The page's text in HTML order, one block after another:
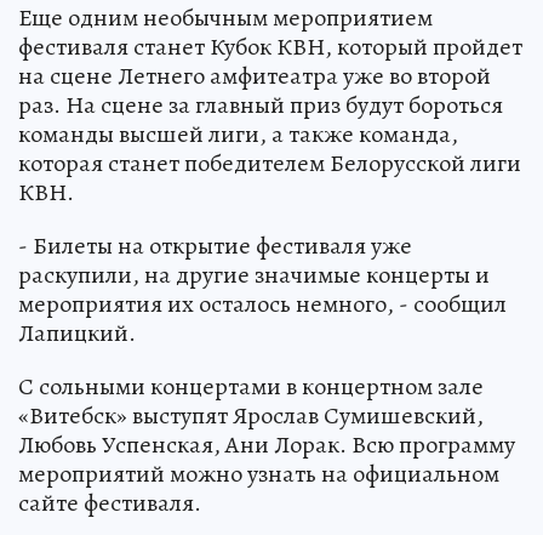
Еще одним необычным мероприятием
фестиваля станет Кубок КВН, который пройдет
на сцене Летнего амфитеатра уже во второй
раз. На сцене за главный приз будут бороться
команды высшей лиги, а также команда,
которая станет победителем Белорусской лиги
КВН.
- Билеты на открытие фестиваля уже
раскупили, на другие значимые концерты и
мероприятия их осталось немного, - сообщил
Лапицкий.
С сольными концертами в концертном зале
«Витебск» выступят Ярослав Сумишевский,
Любовь Успенская, Ани Лорак. Всю программу
мероприятий можно узнать на официальном
сайте фестиваля.